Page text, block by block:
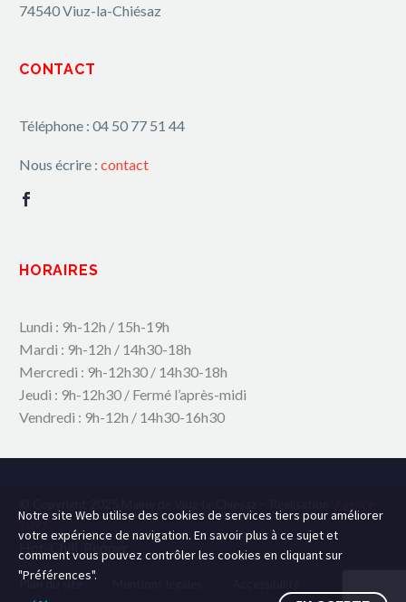
74540 Viuz-la-Chiésaz
CONTACT
Téléphone : 04 50 77 51 44
Nous écrire : contact
HORAIRES
Lundi : 9h-12h / 15h-19h
Mardi : 9h-12h / 14h30-18h
Mercredi : 9h-12h30 / 14h30-18h
Jeudi : 9h-12h30 / Fermé l’après-midi
Vendredi : 9h-12h / 14h30-16h30
109.C
Hot-Chili_Pepper
Plan du site
Notre site Web utilise des cookies de services tiers pour améliorer
votre expérience de navigation. En savoir plus à ce sujet et
comment vous pouvez contrôler les cookies en cliquant sur
"Préférences".